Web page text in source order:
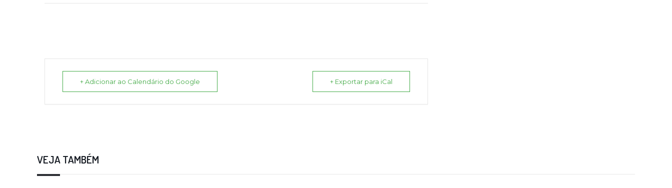
+ Adicionar ao Calendário do Google + Exportar para iCal
VEJA TAMBÉM